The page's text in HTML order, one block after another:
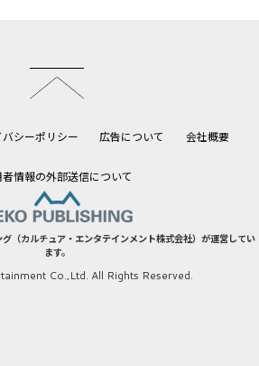
バシーポリシー 広告について 会社概要
情報の外部送信について
（カルチュア・エンタテインメント株式会社）が運営してい
ます。
Co.,Ltd. All Rights Reserved.